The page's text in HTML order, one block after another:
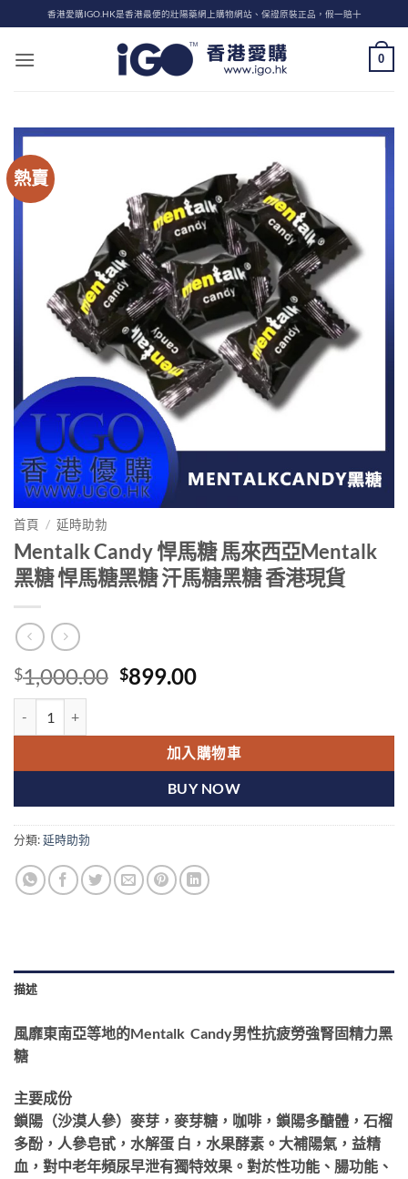
to
content
香港愛購IGO.HK是香港最便的壯陽藥網上購物網站、保證原裝正品，假一賠十
0
熱賣
首頁 / 延時助勃
Mentalk Candy 悍馬糖 馬來西亞Mentalk
黑糖 悍馬糖黑糖 汗馬糖黑糖 香港現貨
$1,000.00 Original
$1,000.00.
$899.00Current
$899.00.
加入購物車
BUY NOW
分類:延時助勃
描述
風靡東南亞等地的Mentalk Candy男性抗疲勞強腎固精力黑
糖
主要成份
鎖陽（沙漠人參）麥芽，麥芽糖，咖啡，鎖陽多醣體，石榴
多酚，人參皂甙，水解蛋 白，水果酵素。大補陽氣，益精
血，對中老年頻尿早泄有獨特效果。對於性功能、腸功能、